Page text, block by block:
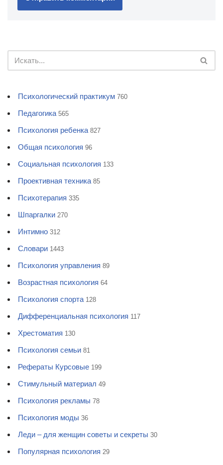
Психологический практикум 760
Педагогика 565
Психология ребенка 827
Общая психология 96
Социальная психология 133
Проективная техника 85
Психотерапия 335
Шпаргалки 270
Интимно 312
Словари 1443
Психология управления 89
Возрастная психология 64
Психология спорта 128
Дифференциальная психология 117
Хрестоматия 130
Психология семьи 81
Рефераты Курсовые 199
Стимульный материал 49
Психология рекламы 78
Психология моды 36
Леди – для женщин советы и секреты 30
Популярная психология 29